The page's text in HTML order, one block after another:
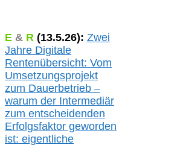
E & R (13.5.26): Zwei
Jahre Digitale
Rentenübersicht: Vom
Umsetzungsprojekt
zum Dauerbetrieb –
warum der Intermediär
zum entscheidenden
Erfolgsfaktor geworden
ist: eigentliche